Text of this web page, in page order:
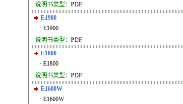
说明书类型： PDF
E1900
· E1900
说明书类型： PDF
E1800
· E1800
说明书类型： PDF
E1600W
· E1600W